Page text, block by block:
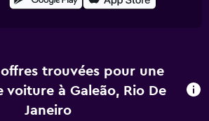
offres trouvées pour une
voiture à Galeão, Rio De
Janeiro